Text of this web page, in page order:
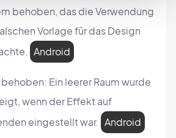
behoben, das die Verwendung
Vorlage für das Design
Android
Ein leerer Raum wurde
wenn der Effekt auf
eingestellt war. Android